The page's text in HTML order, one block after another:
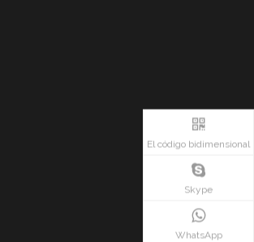
El código bidimensional
Skype
WhatsApp